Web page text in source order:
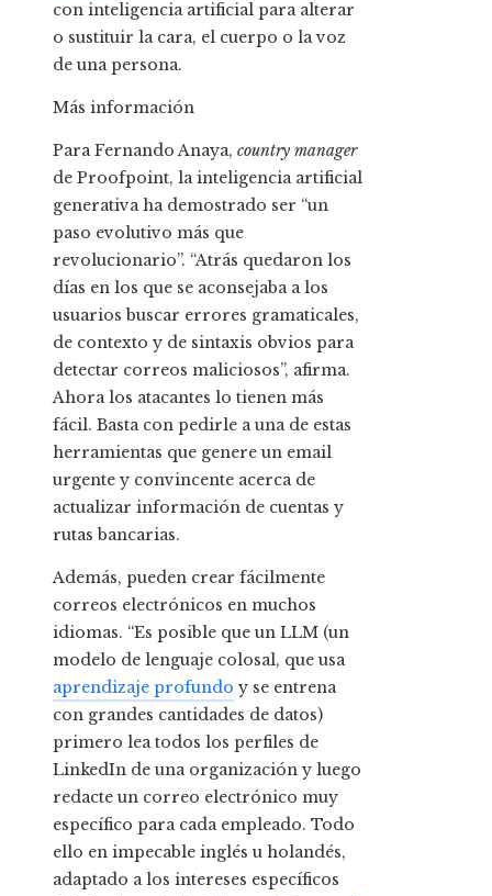
con inteligencia artificial para alterar
o sustituir la cara, el cuerpo o la voz
de una persona.
Más información
Para Fernando Anaya, country manager
de Proofpoint, la inteligencia artificial
generativa ha demostrado ser “un
paso evolutivo más que
revolucionario”. “Atrás quedaron los
días en los que se aconsejaba a los
usuarios buscar errores gramaticales,
de contexto y de sintaxis obvios para
detectar correos maliciosos”, afirma.
Ahora los atacantes lo tienen más
fácil. Basta con pedirle a una de estas
herramientas que genere un email
urgente y convincente acerca de
actualizar información de cuentas y
rutas bancarias.
Además, pueden crear fácilmente
correos electrónicos en muchos
idiomas. “Es posible que un LLM (un
modelo de lenguaje colosal, que usa
aprendizaje profundo y se entrena
con grandes cantidades de datos)
primero lea todos los perfiles de
LinkedIn de una organización y luego
redacte un correo electrónico muy
específico para cada empleado. Todo
ello en impecable inglés u holandés,
adaptado a los intereses específicos